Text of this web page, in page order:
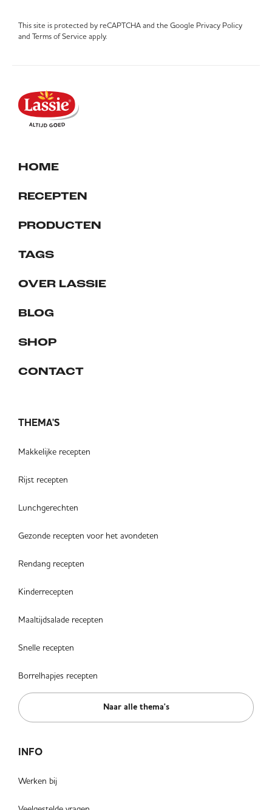
This site is protected by reCAPTCHA and the Google Privacy Policy
and Terms of Service apply.
HOME
RECEPTEN
PRODUCTEN
TAGS
OVER LASSIE
BLOG
SHOP
CONTACT
THEMA'S
Makkelijke recepten
Rijst recepten
Lunchgerechten
Gezonde recepten voor het avondeten
Rendang recepten
Kinderrecepten
Maaltijdsalade recepten
Snelle recepten
Borrelhapjes recepten
Naar alle thema's
INFO
Werken bij